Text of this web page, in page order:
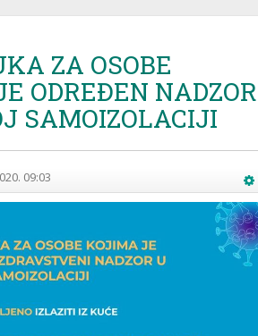
ZA OSOBE
ODREĐEN NADZOR
SAMOIZOLACIJI
09:03